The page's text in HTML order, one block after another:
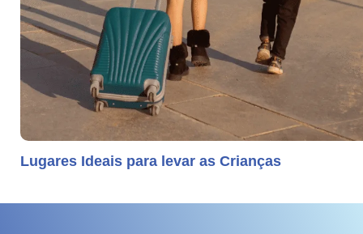
Lugares Ideais para levar as Crianças